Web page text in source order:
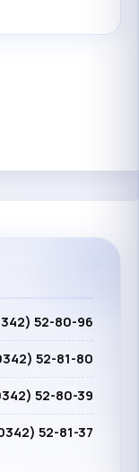
52-80-96
52-81-80
52-80-39
52-81-37